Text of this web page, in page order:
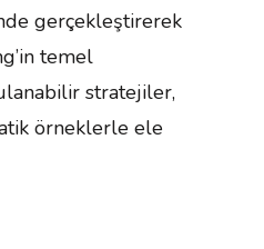
gerçekleştirerek
temel
stratejiler,
örneklerle ele